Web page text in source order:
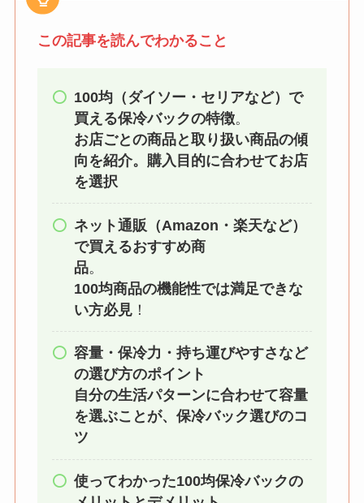
ートカバーは買える？
代用品＆おすすめ通販
【100均】ダイソー/セ
リア等でテントロープ
用LEDライトは買え
び方のコツを解説！
【100均】ダイソー/セ
納ポーチは買える？選
この記事を読んでわかること
100均（ダイソー・セリアなど）で
買える保冷バックの特徴。
お店ごとの商品と取り扱い商品の傾
向を紹介。購入目的に合わせてお店
を選択
ネット通販（Amazon・楽天など）
で買えるおすすめ商
品。
100均商品の機能性では満足できな
い方必見！
容量・保冷力・持ち運びやすさなど
の選び方のポイント
自分の生活パターンに合わせて容量
を選ぶことが、保冷バック選びのコ
ツ
使ってわかった100均保冷バックの